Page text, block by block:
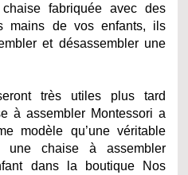
chaise fabriquée avec des
mains de vos enfants, ils
et désassembler une
très utiles plus tard
à assembler Montessori a
modèle qu’une véritable
une chaise à assembler
dans la boutique Nos